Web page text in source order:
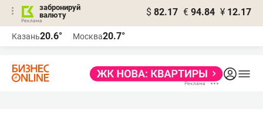
забронируй
валюту
$ 82.17 € 94.84 ¥ 12.17
Казань20.6° Москва20.7°